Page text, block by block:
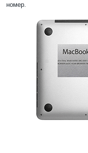
номер.